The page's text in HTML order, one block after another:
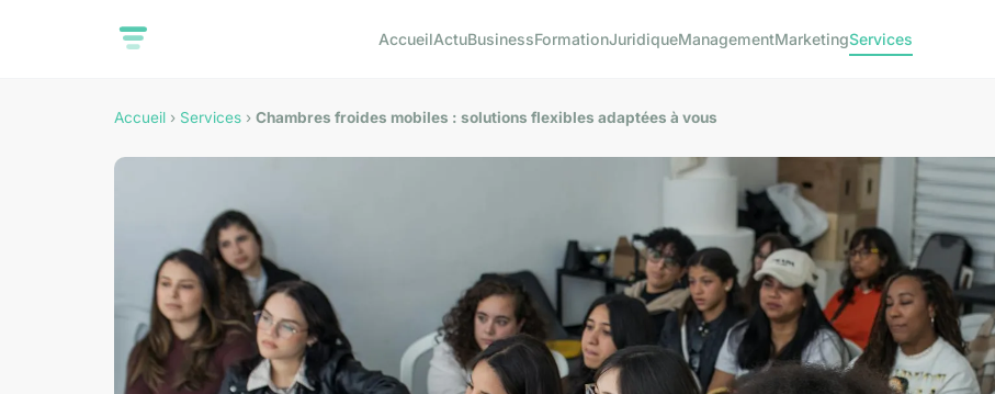
AccueilActuBusinessFormationJuridiqueManagementMarketingServices
Accueil › Services › Chambres froides mobiles : solutions flexibles adaptées à vous